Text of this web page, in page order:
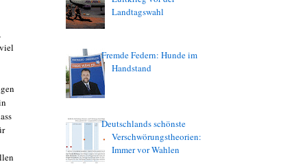
Landtagswahl
Fremde Federn: Hunde im
Handstand
Deutschlands schönste
Verschwörungstheorien:
Immer vor Wahlen